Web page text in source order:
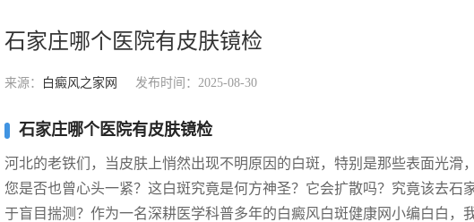
石家庄哪个医院有皮肤镜检
来源： 白癜风之家网 发布时间：2025-08-30
石家庄哪个医院有皮肤镜检
河北的老铁们，当皮肤上悄然出现不明原因的白斑，特别是那些表面光滑
您是否也曾心头一紧？这白斑究竟是何方神圣？它会扩散吗？究竟该去石
于盲目揣测？作为一名深耕医学科普多年的白癜风白斑健康网小编白白，